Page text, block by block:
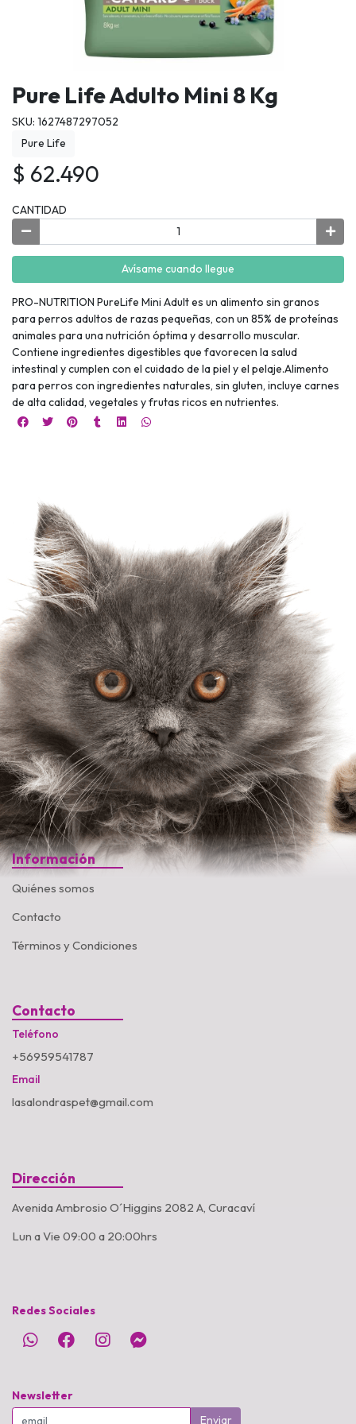
Pure Life Adulto Mini 8 Kg
SKU: 1627487297052
Pure Life
$ 62.490
CANTIDAD
Avísame cuando llegue
PRO-NUTRITION PureLife Mini Adult es un alimento sin granos
para perros adultos de razas pequeñas, con un 85% de proteínas
animales para una nutrición óptima y desarrollo muscular.
Contiene ingredientes digestibles que favorecen la salud
intestinal y cumplen con el cuidado de la piel y el pelaje.Alimento
para perros con ingredientes naturales, sin gluten, incluye carnes
de alta calidad, vegetales y frutas ricos en nutrientes.
Información
Quiénes somos
Contacto
Términos y Condiciones
Contacto
Teléfono
+56959541787
Email
lasalondraspet@gmail.com
Dirección
Avenida Ambrosio O´Higgins 2082 A, Curacaví
Lun a Vie 09:00 a 20:00hrs
Redes Sociales
Newsletter
Enviar